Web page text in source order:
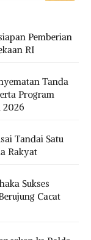
Pemberian
RI
Tanda
Program
2026
Tandai Satu
Rakyat
Sukses
Cacat